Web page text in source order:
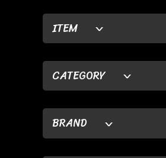
ITEM
CATEGORY
BRAND